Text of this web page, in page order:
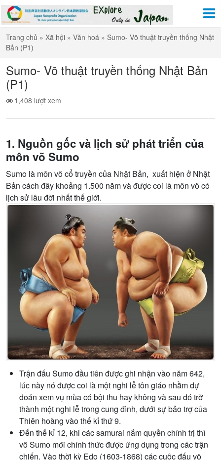
Trang chủ » Xã hội » Văn hoá » Sumo- Võ thuật truyền thống Nhật
Bản (P1)
Sumo- Võ thuật truyền thống Nhật Bản
(P1)
1,408 lượt xem
1. Nguồn gốc và lịch sử phát triển của
môn võ Sumo
Sumo là môn võ cổ truyền của Nhật Bản, xuất hiện ở Nhật
Bản cách đây khoảng 1.500 năm và được coi là môn võ có
lịch sử lâu đời nhất thế giới.
Trận đấu Sumo đầu tiên được ghi nhận vào năm 642,
lúc này nó được coi là một nghi lễtôn giáo nhằm dự
đoán xem vụ mùa có bội thu hay không và sau đó trở
thành một nghi lễtrong cung đình, dưới sựbảo trợcủa
Thiên hoàng vào thế kỉthứ9.
Đến thế kỉ 12, khi các samurai nắm quyền chính trị thì
võ Sumo mới chính thức được ứng dụng trong các trận
chiến. Vào thời kỳ Edo (1603-1868) các cuộc đấu võ